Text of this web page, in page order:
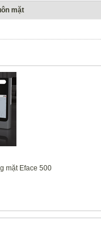
mặt
mặt Eface 500